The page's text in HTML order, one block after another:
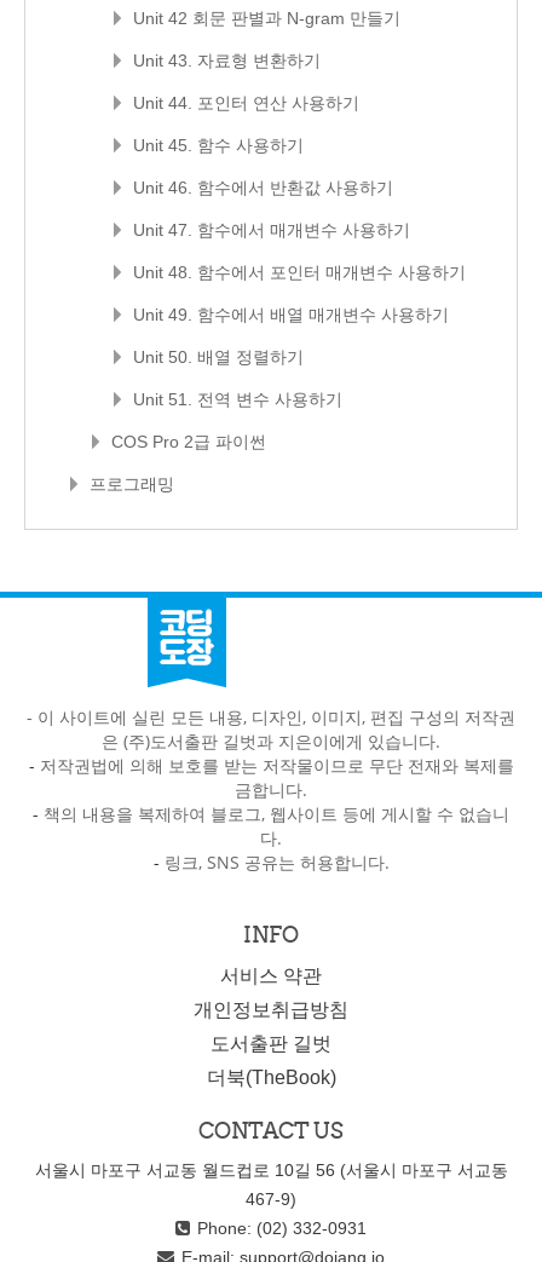
Unit 42 회문 판별과 N-gram 만들기
Unit 43. 자료형 변환하기
Unit 44. 포인터 연산 사용하기
Unit 45. 함수 사용하기
Unit 46. 함수에서 반환값 사용하기
Unit 47. 함수에서 매개변수 사용하기
Unit 48. 함수에서 포인터 매개변수 사용하기
Unit 49. 함수에서 배열 매개변수 사용하기
Unit 50. 배열 정렬하기
Unit 51. 전역 변수 사용하기
COS Pro 2급 파이썬
프로그래밍
- 이 사이트에 실린 모든 내용, 디자인, 이미지, 편집 구성의 저작권
은 (주)도서출판 길벗과 지은이에게 있습니다.
- 저작권법에 의해 보호를 받는 저작물이므로 무단 전재와 복제를
금합니다.
- 책의 내용을 복제하여 블로그, 웹사이트 등에 게시할 수 없습니
다.
- 링크, SNS 공유는 허용합니다.
INFO
서비스 약관
개인정보취급방침
도서출판 길벗
더북(TheBook)
CONTACT US
서울시 마포구 서교동 월드컵로 10길 56 (서울시 마포구 서교동
467-9)
Phone: (02) 332-0931
E-mail: support@dojang.io